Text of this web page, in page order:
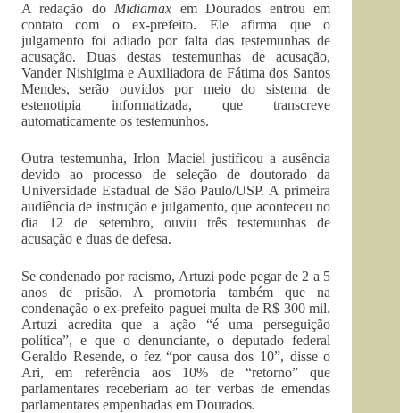
A redação do Midiamax em Dourados entrou em
contato com o ex-prefeito. Ele afirma que o
julgamento foi adiado por falta das testemunhas de
acusação. Duas destas testemunhas de acusação,
Vander Nishigima e Auxiliadora de Fátima dos Santos
Mendes, serão ouvidos por meio do sistema de
estenotipia informatizada, que transcreve
automaticamente os testemunhos.
Outra testemunha, Irlon Maciel justificou a ausência
devido ao processo de seleção de doutorado da
Universidade Estadual de São Paulo/USP. A primeira
audiência de instrução e julgamento, que aconteceu no
dia 12 de setembro, ouviu três testemunhas de
acusação e duas de defesa.
Se condenado por racismo, Artuzi pode pegar de 2 a 5
anos de prisão. A promotoria também que na
condenação o ex-prefeito paguei multa de R$ 300 mil.
Artuzi acredita que a ação “é uma perseguição
política”, e que o denunciante, o deputado federal
Geraldo Resende, o fez “por causa dos 10”, disse o
Ari, em referência aos 10% de “retorno” que
parlamentares receberiam ao ter verbas de emendas
parlamentares empenhadas em Dourados.